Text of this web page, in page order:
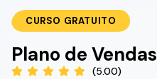
CURSO GRATUITO
Plano de Vendas
(5.00)